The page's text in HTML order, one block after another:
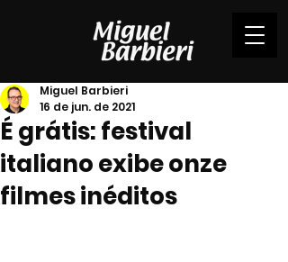
É grátis: festival
italiano exibe onze
filmes inéditos
Miguel Barbieri
16 de jun. de 2021